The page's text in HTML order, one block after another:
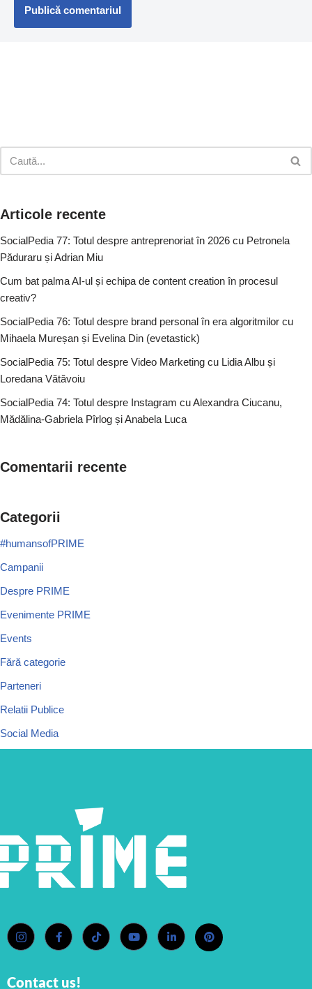
Articole recente
SocialPedia 77: Totul despre antreprenoriat în 2026 cu Petronela
Păduraru și Adrian Miu
Cum bat palma AI-ul și echipa de content creation în procesul
creativ?
SocialPedia 76: Totul despre brand personal în era algoritmilor cu
Mihaela Mureșan și Evelina Din (evetastick)
SocialPedia 75: Totul despre Video Marketing cu Lidia Albu și
Loredana Vătăvoiu
SocialPedia 74: Totul despre Instagram cu Alexandra Ciucanu,
Mădălina-Gabriela Pîrlog și Anabela Luca
Comentarii recente
Categorii
#humansofPRIME
Campanii
Despre PRIME
Evenimente PRIME
Events
Fără categorie
Parteneri
Relatii Publice
Social Media
Contact us!